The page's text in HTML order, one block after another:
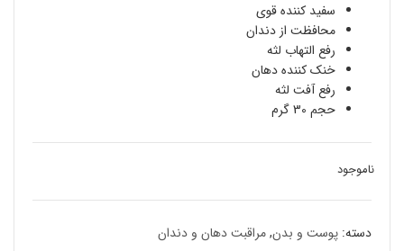
سفید کننده قوی
محافظت از دندان
رفع التهاب لثه
خنک کننده دهان
رفع آفت لثه
حجم 30 گرم
ناموجود
دسته: پوست و بدن,مراقبت دهان و دندان